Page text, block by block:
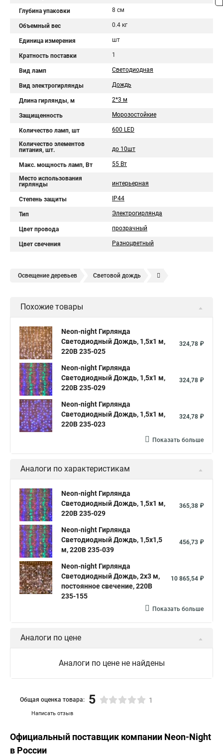
Глубина упаковки 8 см
Объемный вес 0.4 кг
Единица измерения шт
Кратность поставки 1
Вид ламп Светодиодная
Вид электрогирлянды Дождь
Длина гирлянды, м 2*3 м
Защищенность Морозостойкие
Количество ламп, шт 600 LED
Количество элементов
питания, шт.
до 10шт
Макс. мощность ламп, Вт 55 Вт
Место использования
гирлянды
интерьерная
Степень защиты IP44
Тип Электрогирлянда
Цвет провода прозрачный
Цвет свечения Разноцветный
Освещение деревьев Световой дождь
Похожие товары
Neon-night Гирлянда
Светодиодный Дождь, 1,5х1 м,
220В 235-025
324,78 ₽
Neon-night Гирлянда
Светодиодный Дождь, 1,5х1 м,
220В 235-029
324,78 ₽
Neon-night Гирлянда
Светодиодный Дождь, 1,5х1 м,
220В 235-023
324,78 ₽
Показать больше
Аналоги по характеристикам
Neon-night Гирлянда
Светодиодный Дождь, 1,5х1 м,
220В 235-029
365,38 ₽
Neon-night Гирлянда
Светодиодный Дождь, 1,5х1,5
м, 220В 235-039
456,73 ₽
Neon-night Гирлянда
Светодиодный Дождь, 2х3 м,
постоянное свечение, 220В
235-155
10 865,54 ₽
Показать больше
Аналоги по цене
Аналоги по цене не найдены
Написать отзыв
Общая оценка товара: 5 1
Официальный поставщик компании Neon-Night
в России